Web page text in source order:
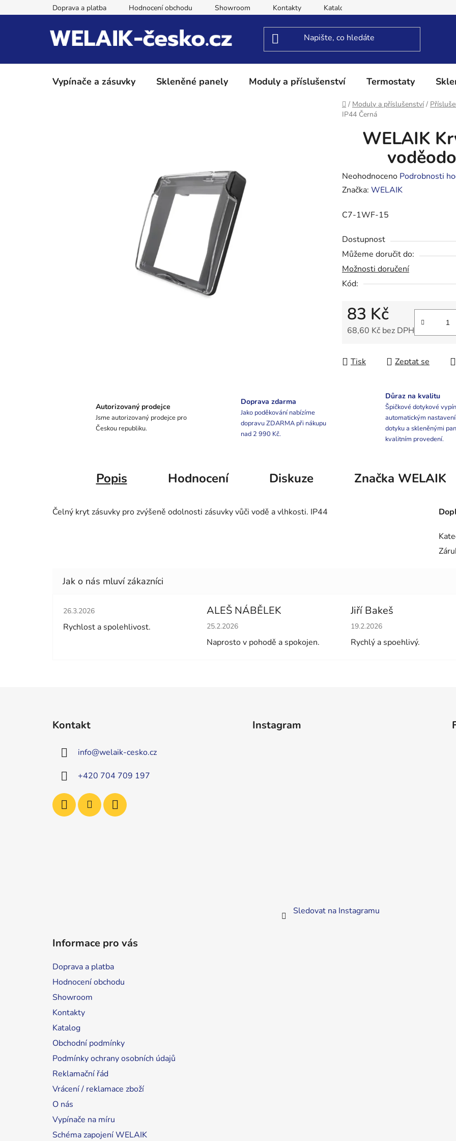
na
Doprava a platba Hodnocení obchodu Showroom Kontakty Katalog
Vypínače a zásuvky Skleněné panely Moduly a příslušenství Termostaty
Domů
/ Moduly a příslušenství /
IP44 Černá
WELAIK
Průměrné
hodnocení
je
z
5
hvězdiček.
Neohodnoceno Podrobnosti
Značka: WELAIK
C7-1WF-15
Dostupnost
Můžeme doručit do:
Možnosti doručení
Kód:
83 Kč
68,60 Kč bez DPH
Tisk Zeptat se
Autorizovaný prodejce
Jsme autorizovaný prodejce pro
Českou republiku.
Doprava zdarma
Jako poděkování nabízíme
dopravu ZDARMA při nákupu
nad 2 990 Kč.
Důraz na kvalitu
Špičkové dotykové
automatickým
dotyku a skleněnými
kvalitním provedení.
Popis Hodnocení Diskuze Značka WELAIK
Čelný kryt zásuvky pro zvýšeně odolnosti zásuvky vůči vodě a vlhkosti. IP44
Hodnocení obchodu je 5 z 5 hvězdiček.
26.3.2026
Rychlost a spolehlivost.
ALEŠ NÁBĚLEK
Hodnocení obchodu je 5 z 5 hvězdiček.
25.2.2026
Naprosto v pohodě a spokojen.
Jiří Bakeš
Hodnocení obchodu je 5 z 5
19.2.2026
Rychlý a spoehlivý.
Kontakt
info@welaik-cesko.cz
+420 704 709 197
Instagram
Sledovat na Instagramu
Informace pro vás
Doprava a platba
Hodnocení obchodu
Showroom
Kontakty
Katalog
Obchodní podmínky
Podmínky ochrany osobních údajů
Reklamační řád
Vrácení / reklamace zboží
O nás
Vypínače na míru
Schéma zapojení WELAIK